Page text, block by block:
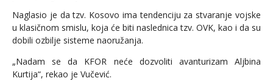
Naglasio je da tzv. Kosovo ima tendenciju za stvaranje vojske
u klasičnom smislu, koja će biti naslednica tzv. OVK, kao i da su
dobili ozbilje sisteme naoružanja.
„Nadam se da KFOR neće dozvoliti avanturizam Aljbina
Kurtija“, rekao je Vučević.